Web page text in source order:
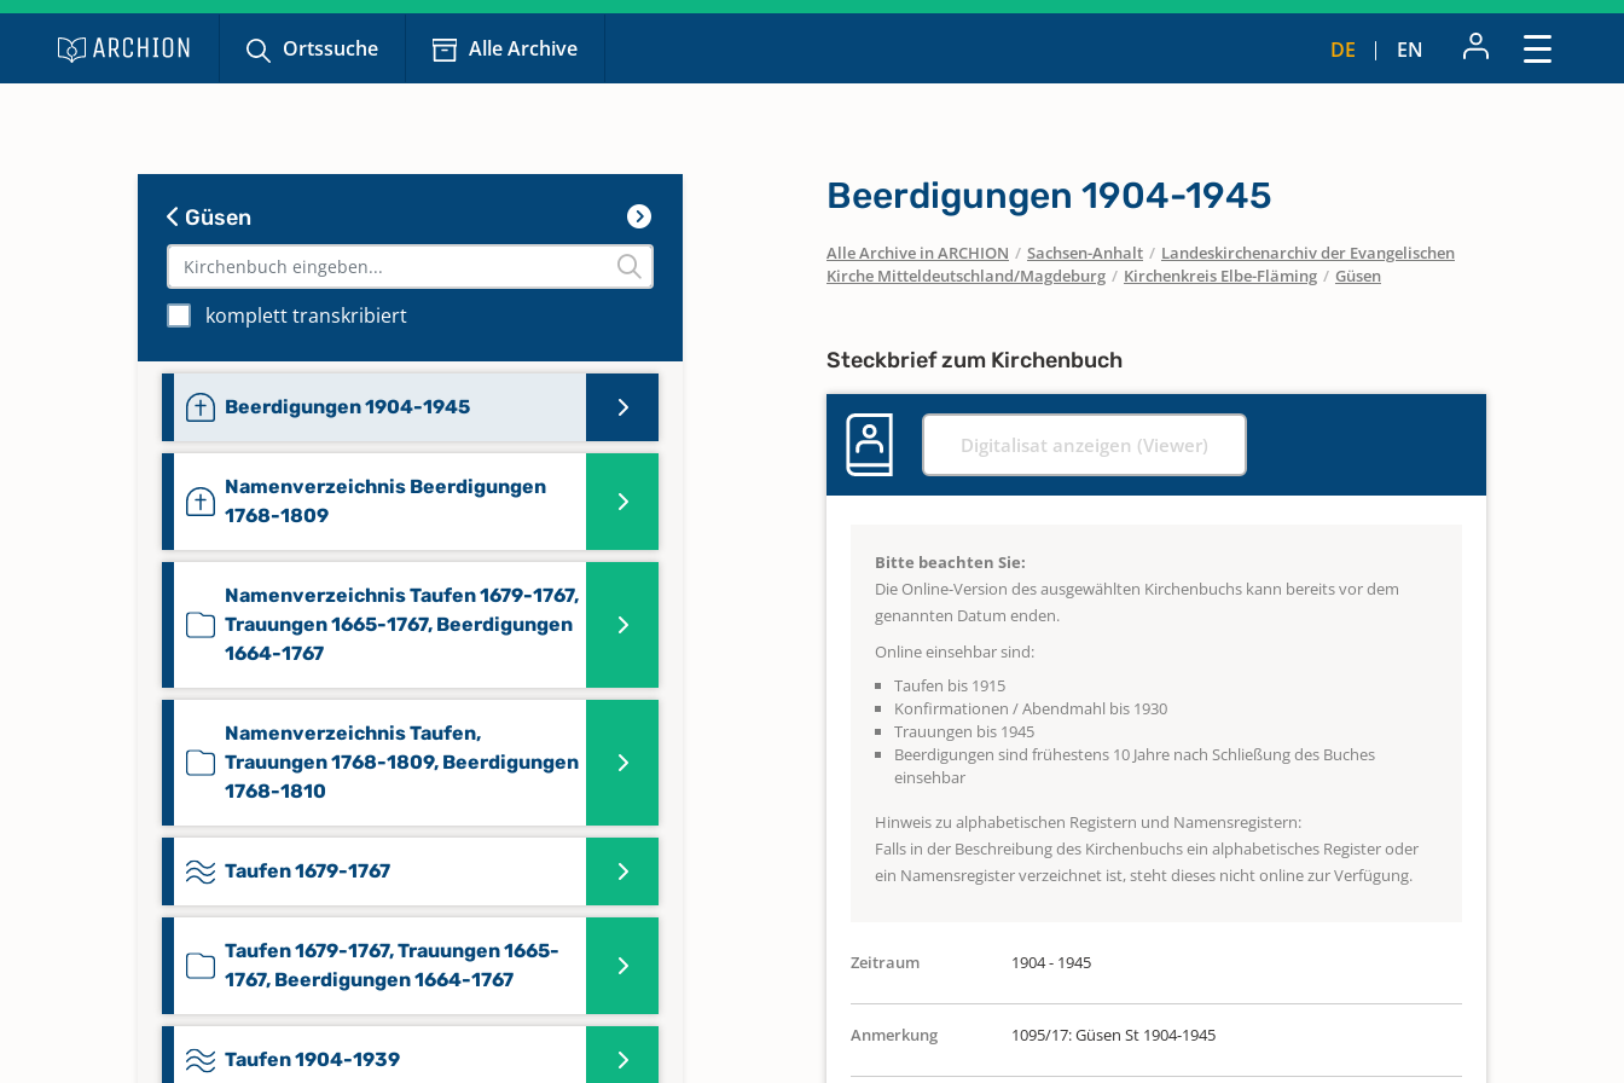
Ortssuche Alle Archive DE EN
Güsen
komplett transkribiert
Beerdigungen 1904-1945
Namenverzeichnis Beerdigungen
1768-1809
Namenverzeichnis Taufen 1679-1767,
Trauungen 1665-1767, Beerdigungen
1664-1767
Namenverzeichnis Taufen,
Trauungen 1768-1809, Beerdigungen
1768-1810
Taufen 1679-1767
Taufen 1679-1767, Trauungen 1665-
1767, Beerdigungen 1664-1767
Taufen 1904-1939
Beerdigungen 1904-1945
Alle Archive in ARCHION / Sachsen-Anhalt / Landeskirchenarchiv der Evangelischen
Kirche Mitteldeutschland/Magdeburg / Kirchenkreis Elbe-Fläming / Güsen
Steckbrief zum Kirchenbuch
Digitalisat anzeigen (Viewer)
Bitte beachten Sie:
Die Online-Version des ausgewählten Kirchenbuchs kann bereits vor dem
genannten Datum enden.
Online einsehbar sind:
Taufen bis 1915
Konfirmationen / Abendmahl bis 1930
Trauungen bis 1945
Beerdigungen sind frühestens 10 Jahre nach Schließung des Buches
einsehbar
Hinweis zu alphabetischen Registern und Namensregistern:
Falls in der Beschreibung des Kirchenbuchs ein alphabetisches Register oder
ein Namensregister verzeichnet ist, steht dieses nicht online zur Verfügung.
Zeitraum 1904 - 1945
Anmerkung 1095/17: Güsen St 1904-1945